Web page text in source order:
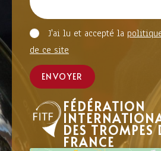
J'ai lu et accepté la
de ce site
ENVOYER
FÉDÉRATION
DES TROMPES
FRANCE